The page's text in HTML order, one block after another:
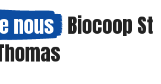
nous Biocoop St